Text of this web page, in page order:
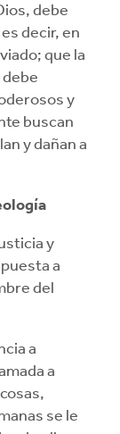
debe
decir, en
que la
debe
y
buscan
y dañan a
y
a
del
a
a
se le